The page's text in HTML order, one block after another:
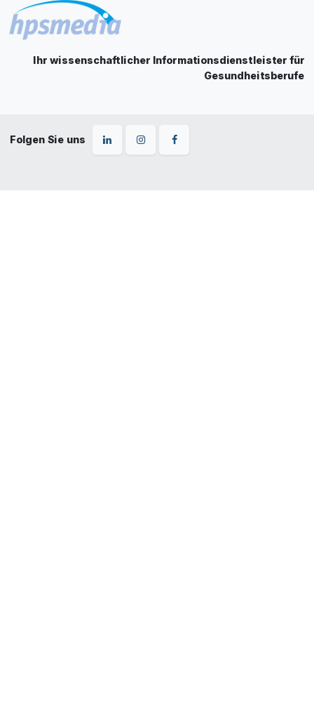
Ihr wissenschaftlicher Informationsdienstleister für
Gesundheitsberufe
Folgen Sie uns